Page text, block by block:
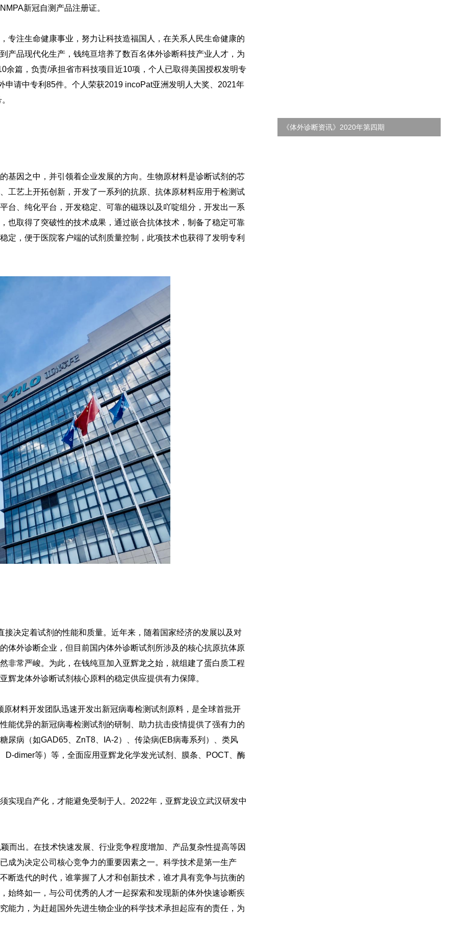
新冠自测产品注册证。
专注生命健康事业，努力让科技造福国人，在关系人民生命健康的
产品现代化生产，钱纯亘培养了数百名体外诊断科技产业人才，为
篇，负责/承担省市科技项目近10项，个人已取得美国授权发明专
请中专利85件。个人荣获2019 incoPat亚洲发明人大奖、2021年
基因之中，并引领着企业发展的方向。生物原材料是诊断试剂的芯
工艺上开拓创新，开发了一系列的抗原、抗体原材料应用于检测试
台、纯化平台，开发稳定、可靠的磁珠以及吖啶组分，开发出一系
也取得了突破性的技术成果，通过嵌合抗体技术，制备了稳定可靠
定，便于医院客户端的试剂质量控制，此项技术也获得了发明专利
接决定着试剂的性能和质量。近年来，随着国家经济的发展以及对
体外诊断企业，但目前国内体外诊断试剂所涉及的核心抗原抗体原
非常严峻。为此，在钱纯亘加入亚辉龙之始，就组建了蛋白质工程
龙体外诊断试剂核心原料的稳定供应提供有力保障。
材料开发团队迅速开发出新冠病毒检测试剂原料，是全球首批开
能优异的新冠病毒检测试剂的研制、助力抗击疫情提供了强有力的
尿病（如GAD65、ZnT8、IA-2）、传染病(EB病毒系列）、类风
dimer等）等，全面应用亚辉龙化学发光试剂、膜条、POCT、酶
实现自产化，才能避免受制于人。2022年，亚辉龙设立武汉研发中
而出。在技术快速发展、行业竞争程度增加、产品复杂性提高等因
成为决定公司核心竞争力的重要因素之一。科学技术是第一生产
断迭代的时代，谁掌握了人才和创新技术，谁才具有竞争与抗衡的
始终如一，与公司优秀的人才一起探索和发现新的体外快速诊断疾
能力，为赶超国外先进生物企业的科学技术承担起应有的责任，为
《体外诊断资讯》2021年第二期